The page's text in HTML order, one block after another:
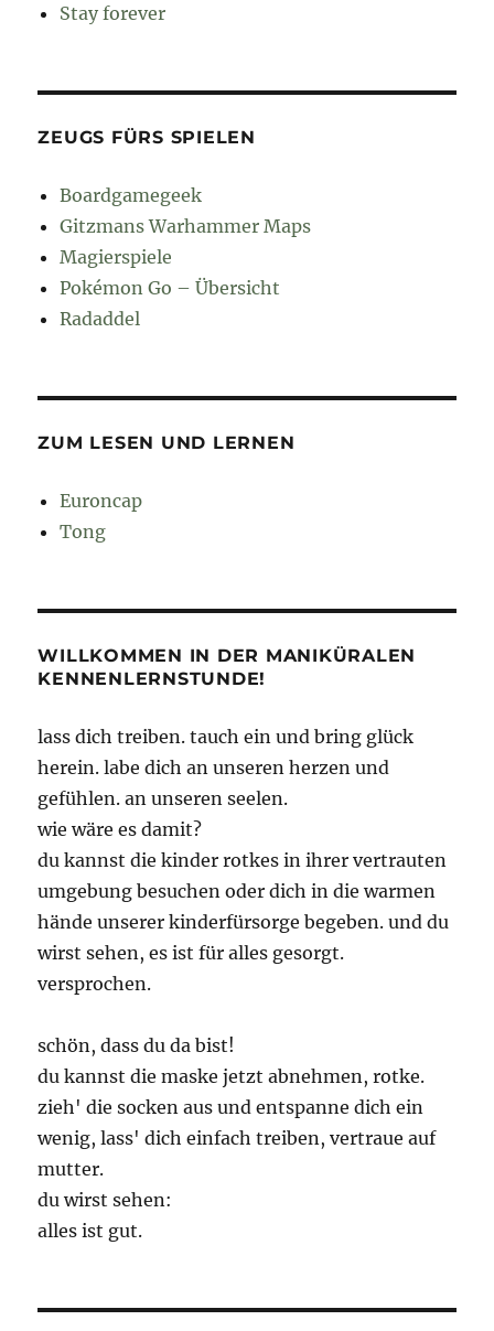
Stay forever
ZEUGS FÜRS SPIELEN
Boardgamegeek
Gitzmans Warhammer Maps
Magierspiele
Pokémon Go – Übersicht
Radaddel
ZUM LESEN UND LERNEN
Euroncap
Tong
WILLKOMMEN IN DER MANIKÜRALEN
KENNENLERNSTUNDE!
lass dich treiben. tauch ein und bring glück
herein. labe dich an unseren herzen und
gefühlen. an unseren seelen.
wie wäre es damit?
du kannst die kinder rotkes in ihrer vertrauten
umgebung besuchen oder dich in die warmen
hände unserer kinderfürsorge begeben. und du
wirst sehen, es ist für alles gesorgt.
versprochen.
schön, dass du da bist!
du kannst die maske jetzt abnehmen, rotke.
zieh' die socken aus und entspanne dich ein
wenig, lass' dich einfach treiben, vertraue auf
mutter.
du wirst sehen:
alles ist gut.